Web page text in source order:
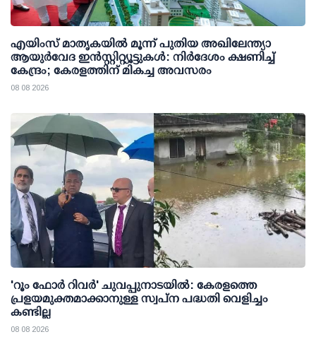
എയിംസ് മാതൃകയില്‍ മൂന്ന് പുതിയ അഖിലേന്ത്യാ
ആയുര്‍വേദ ഇന്‍സ്റ്റിറ്റ്യൂട്ടുകള്‍: നിര്‍ദേശം ക്ഷണിച്ച്
കേന്ദ്രം; കേരളത്തിന് മികച്ച അവസരം
08 08 2026
'റൂം ഫോര്‍ റിവര്‍' ചുവപ്പുനാടയില്‍: കേരളത്തെ
പ്രളയമുക്തമാക്കാനുള്ള സ്വപ്ന പദ്ധതി വെളിച്ചം
കണ്ടില്ല
08 08 2026